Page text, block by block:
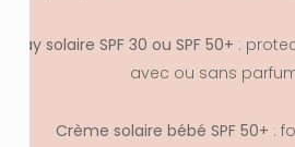
solaire SPF 30 ou SPF 50+ :
avec ou sans
Crème solaire bébé SPF 50+ :